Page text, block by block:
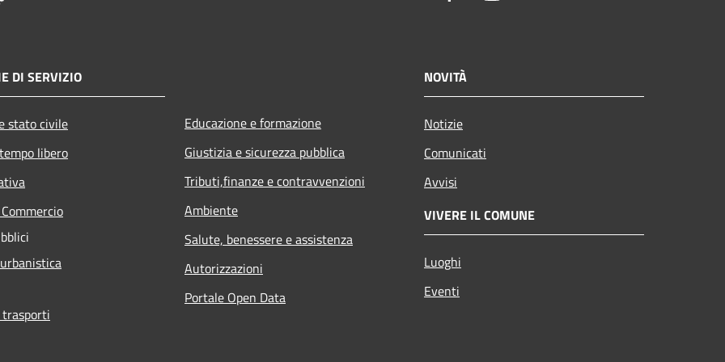
DI SERVIZIO
stato civile
libero
Educazione e formazione
Giustizia e sicurezza pubblica
Tributi,finanze e contravvenzioni
Ambiente
Salute, benessere e assistenza
Autorizzazioni
Portale Open Data
NOVITÀ
Notizie
Comunicati
Avvisi
VIVERE IL COMUNE
Luoghi
Eventi